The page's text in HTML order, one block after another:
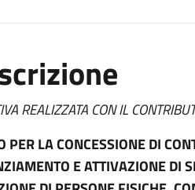
REALIZZATA CON IL
PER LA CONCESSIONE DI
E ATTIVAZIONE DI